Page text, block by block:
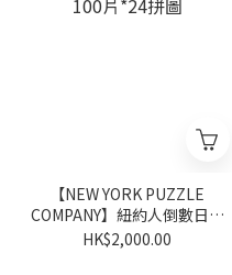
【NEW YORK PUZZLE
COMPANY】紐約人倒數日曆
100片*24拼圖
HK$2,000.00